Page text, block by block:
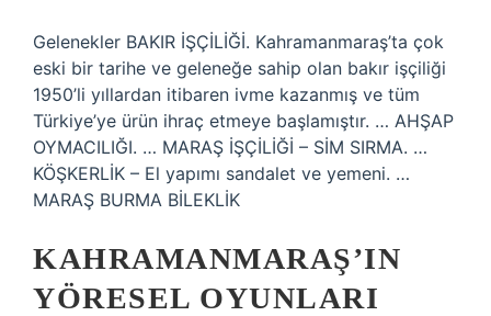
Gelenekler BAKIR İŞÇİLİĞİ. Kahramanmaraş’ta çok
eski bir tarihe ve geleneğe sahip olan bakır işçiliği
1950’li yıllardan itibaren ivme kazanmış ve tüm
Türkiye’ye ürün ihraç etmeye başlamıştır. … AHŞAP
OYMACILIĞI. … MARAŞ İŞÇİLİĞİ – SİM SIRMA. …
KÖŞKERLİK – El yapımı sandalet ve yemeni. …
MARAŞ BURMA BİLEKLİK
KAHRAMANMARAŞ’IN
YÖRESEL OYUNLARI